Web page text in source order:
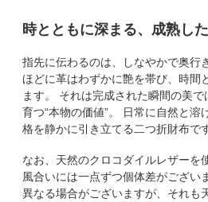
時とともに深まる、成熟し
指先に伝わるのは、しなやかで奥行
ほどに革はわずかに艶を帯び、時間
ます。 それは完成された瞬間の美
育つ“本物の価値”。 日常に自然と溶
格を静かに引き立てる二つ折財布です
なお、天然のクロコダイルレザーを
風合いには一点ずつ個体差がござい
異なる場合がございますが、それも